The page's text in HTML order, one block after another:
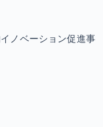
ノベーション促進事